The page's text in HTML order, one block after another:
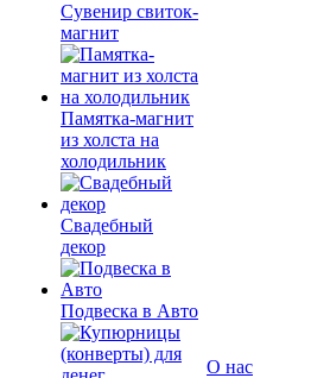
Сувенир свиток-
магнит
Памятка-магнит
из холста на
холодильник
Свадебный
декор
Подвеска в Авто
О нас